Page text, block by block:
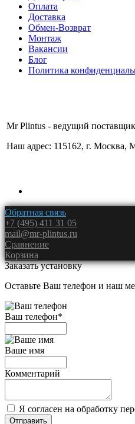
Оплата
Доставка
Обмен-Возврат
Монтаж
Вакансии
Блог
Политика
Mr Plintus - ведущий
Наш адрес: 115162, г. Москва,
Обратная связь
+7 (495) 411 31 05
mail@mr-plintus.ru
Сравнение
Корзина
Заказать установку
Оставьте Ваш телефон и наш
Ваш телефон*
Ваше имя
Комментарий
Я согласен на обработку